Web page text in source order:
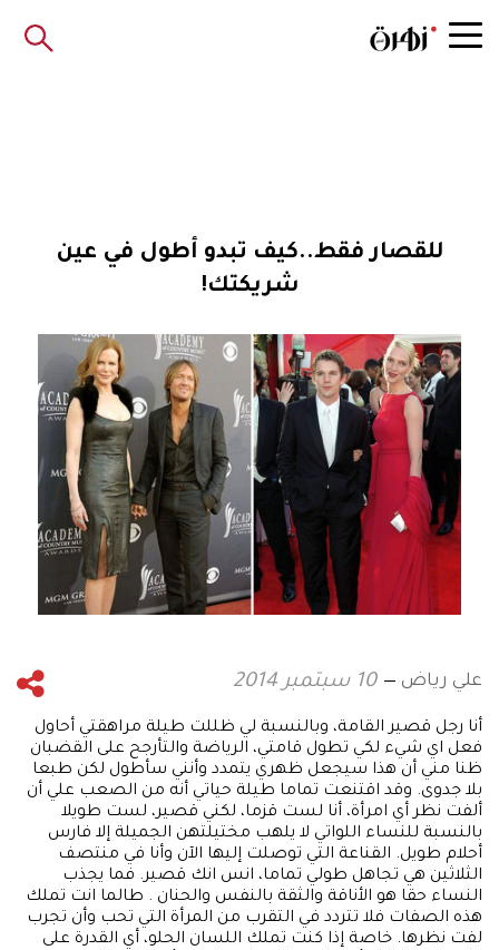
للقصار فقط..كيف تبدو أطول في عين
شريكتك!
علي رياض 10 سبتمبر 2014
أنا رجل قصير القامة، وبالنسبة لي ظللت طيلة مراهقتي أحاول
فعل اي شيء لكي تطول قامتي، الرياضة والتأرجح على القضبان
ظنا مني أن هذا سيجعل ظهري يتمدد وأنني سأطول لكن طبعا
بلا جدوى. وقد اقتنعت تماما طيلة حياتي أنه من الصعب علي أن
ألفت نظر أي امرأة، أنا لست قزما، لكني قصير، لست طويلا
بالنسبة للنساء اللواتي لا يلهب مختيلتهن الجميلة إلا فارس
أحلام طويل. القناعة التي توصلت إليها الآن وأنا في منتصف
الثلاثين هي تجاهل طولي تماما، انس انك قصير. فما يجذب
النساء حقا هو الأناقة والثقة بالنفس والحنان . طالما انت تملك
هذه الصفات فلا تتردد في التقرب من المرأة التي تحب وأن تجرب
لفت نظرها. خاصة إذا كنت تملك اللسان الحلو، أي القدرة على